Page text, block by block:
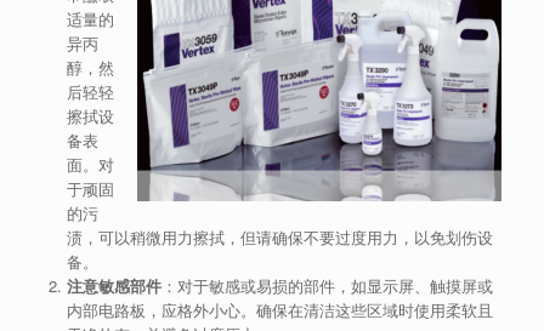
适量的
异丙
醇，然
后轻轻
擦拭设
备表
面。对
于顽固
的污
渍，可以稍微用力擦拭，但请确保不要过度用力，以免划伤设
备。
注意敏感部件：对于敏感或易损的部件，如显示屏、触摸屏或
内部电路板，应格外小心。确保在清洁这些区域时使用柔软且